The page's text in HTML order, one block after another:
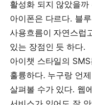
활성화 되지 않았을
아이폰은 다르다. 블
사용흐름이 자연스럽
있는 장점인 듯 하다.
아이챗 스타일의
훌륭하다. 누구랑 언
살펴볼 수가 있다. 웹